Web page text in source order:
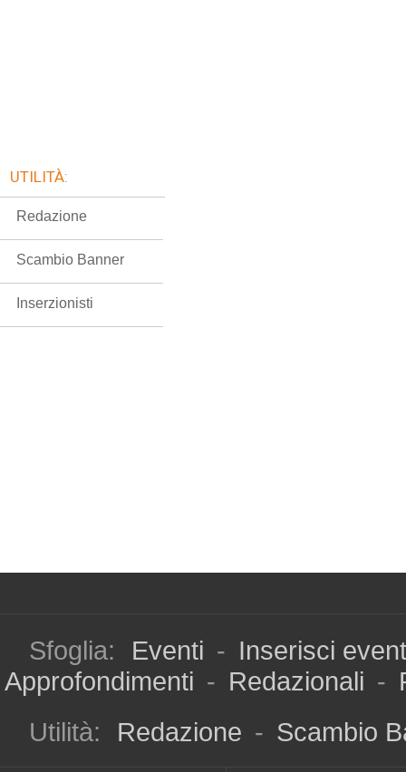
UTILITÀ:
Redazione
Scambio Banner
Inserzionisti
Sfoglia: Eventi - Inserisci
Approfondimenti - Redazionali -
Utilità:
Redazione - Scambio